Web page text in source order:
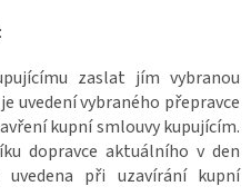
zaslat jím vybranou
uvedení vybraného přepravce
kupní smlouvy kupujícím.
dopravce aktuálního v den
uvedena při uzavírání kupní